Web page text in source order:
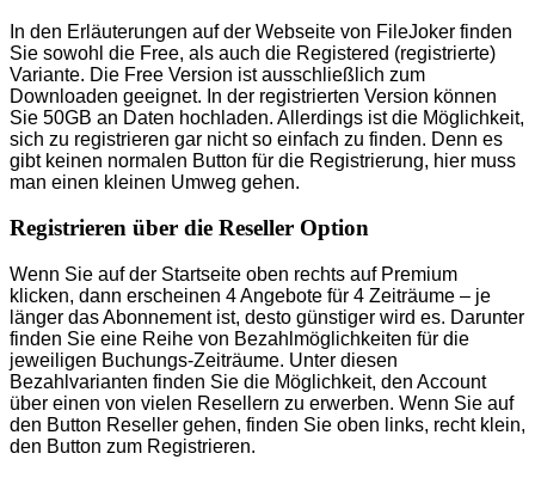
In den Erläuterungen auf der Webseite von FileJoker finden
Sie sowohl die Free, als auch die Registered (registrierte)
Variante. Die Free Version ist ausschließlich zum
Downloaden geeignet. In der registrierten Version können
Sie 50GB an Daten hochladen. Allerdings ist die Möglichkeit,
sich zu registrieren gar nicht so einfach zu finden. Denn es
gibt keinen normalen Button für die Registrierung, hier muss
man einen kleinen Umweg gehen.
Registrieren über die Reseller Option
Wenn Sie auf der Startseite oben rechts auf Premium
klicken, dann erscheinen 4 Angebote für 4 Zeiträume – je
länger das Abonnement ist, desto günstiger wird es. Darunter
finden Sie eine Reihe von Bezahlmöglichkeiten für die
jeweiligen Buchungs-Zeiträume. Unter diesen
Bezahlvarianten finden Sie die Möglichkeit, den Account
über einen von vielen Resellern zu erwerben. Wenn Sie auf
den Button Reseller gehen, finden Sie oben links, recht klein,
den Button zum Registrieren.